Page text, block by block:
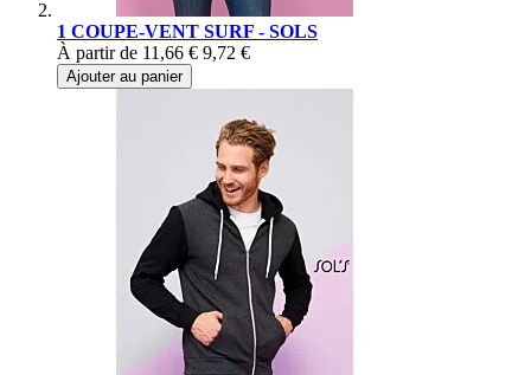
1 COUPE-VENT SURF - SOLS
À partir de 11,66 € 9,72 €
Ajouter au panier